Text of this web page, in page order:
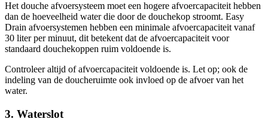
Het douche afvoersysteem moet een hogere afvoercapaciteit hebben
dan de hoeveelheid water die door de douchekop stroomt. Easy
Drain afvoersystemen hebben een minimale afvoercapaciteit vanaf
30 liter per minuut, dit betekent dat de afvoercapaciteit voor
standaard douchekoppen ruim voldoende is.
Controleer altijd of afvoercapaciteit voldoende is. Let op; ook de
indeling van de doucheruimte ook invloed op de afvoer van het
water.
3. Waterslot